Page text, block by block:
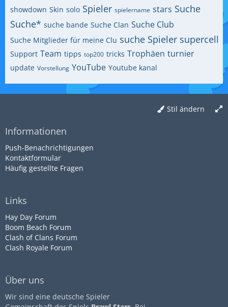
showdown Skin solo Spieler spielername stars Suche
Suche* suche bande Suche Clan Suche Club
Suche Mitglieder für meine Clu suche Spieler supercell
Support Team tipps top200 tricks Trophäen turnier
update Vorstellung YouTube Youtube kanal
Stil ändern
Informationen
Push-Benachrichtigungen
Kontaktformular
Häufig gestellte Fragen
Links
Hay Day Forum
Boom Beach Forum
Clash of Clans Forum
Clash Royale Forum
Über uns
Wir sind eine deutsche Spieler